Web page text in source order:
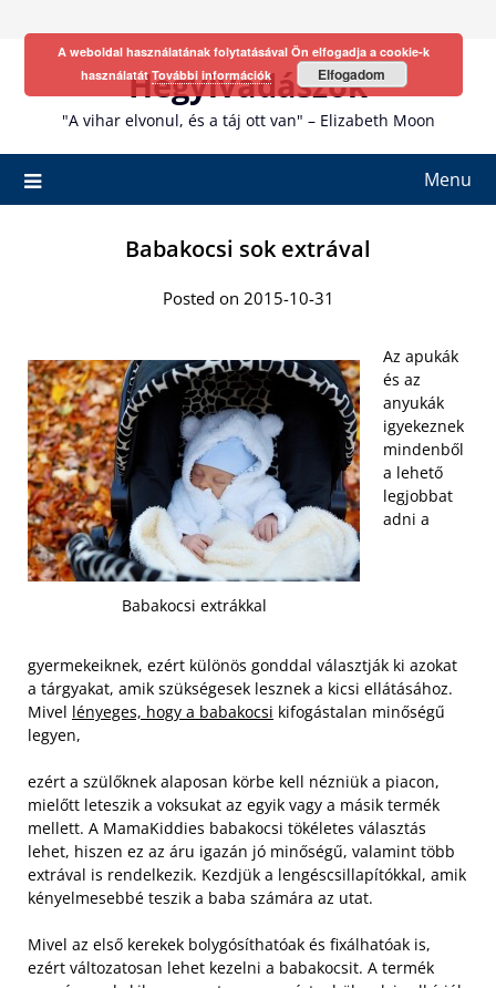
Hegyivadászok
"A vihar elvonul, és a táj ott van" – Elizabeth Moon
Menu
Babakocsi sok extrával
Posted on 2015-10-31
Babakocsi extrákkal
Az apukák
és az
anyukák
igyekeznek
mindenből
a lehető
legjobbat
adni a
gyermekeiknek, ezért különös gonddal választják ki azokat
a tárgyakat, amik szükségesek lesznek a kicsi ellátásához.
Mivel lényeges, hogy a babakocsi kifogástalan minőségű
legyen,
ezért a szülőknek alaposan körbe kell nézniük a piacon,
mielőtt leteszik a voksukat az egyik vagy a másik termék
mellett. A MamaKiddies babakocsi tökéletes választás
lehet, hiszen ez az áru igazán jó minőségű, valamint több
extrával is rendelkezik. Kezdjük a lengéscsillapítókkal, amik
kényelmesebbé teszik a baba számára az utat.
Mivel az első kerekek bolygósíthatóak és fixálhatóak is,
ezért változatosan lehet kezelni a babakocsit. A termék
A weboldal használatának folytatásával Ön elfogadja a cookie-k
használatátTovábbi információk Elfogadom